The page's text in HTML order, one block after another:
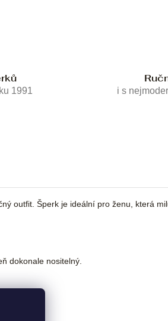
1991 i s
outfit. Šperk je ideální pro ženu, která
dokonale nositelný.